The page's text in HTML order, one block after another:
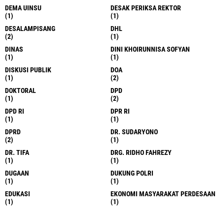
DEMA UINSU
(1)
DESAK PERIKSA REKTOR
(1)
DESALAMPISANG
(2)
DHL
(1)
DINAS
(1)
DINI KHOIRUNNISA SOFYAN
(1)
DISKUSI PUBLIK
(1)
DOA
(2)
DOKTORAL
(1)
DPD
(2)
DPD RI
(1)
DPR RI
(1)
DPRD
(2)
DR. SUDARYONO
(1)
DR. TIFA
(1)
DRG. RIDHO FAHREZY
(1)
DUGAAN
(1)
DUKUNG POLRI
(1)
EDUKASI
(1)
EKONOMI MASYARAKAT PERDESAAN
(1)